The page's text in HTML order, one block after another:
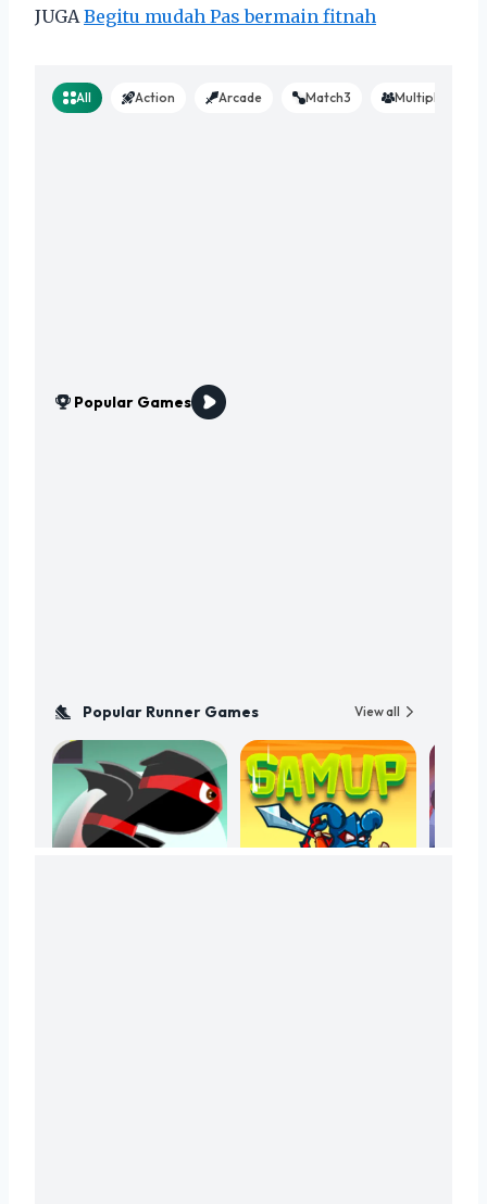
JUGA Begitu mudah Pas bermain fitnah